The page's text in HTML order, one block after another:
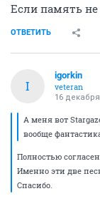
Если память не
ОТВЕТИТЬ
I
igorkin
veteran
16
А меня вот
вообще
Полностью согласен.
Именно эти две
Спасибо.